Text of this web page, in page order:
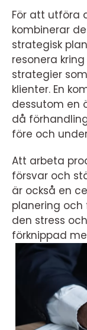
För att utföra
kombinerar
strategisk
resonera
strategier
klienter. En
dessutom en
då
före och
Att arbeta
försvar och
är också en
planering och
den stress
förknippad